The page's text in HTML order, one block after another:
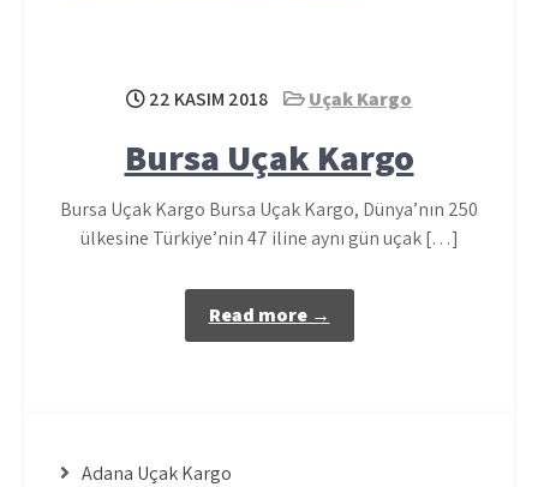
22 KASIM 2018 Uçak Kargo
Bursa Uçak Kargo
Bursa Uçak Kargo Bursa Uçak Kargo, Dünya’nın 250
ülkesine Türkiye’nin 47 iline aynı gün uçak […]
Read more →
Adana Uçak Kargo